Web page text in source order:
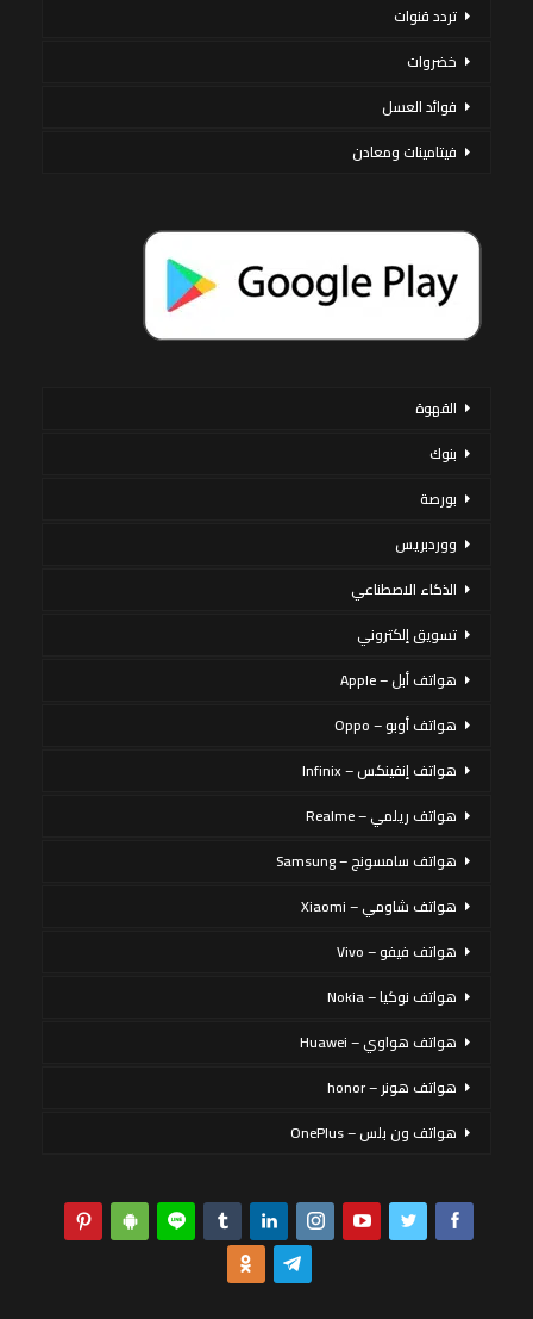
تردد قنوات
خضروات
فوائد العسل
فيتامينات ومعادن
القهوة
بنوك
بورصة
ووردبريس
الذكاء الاصطناعي
تسويق إلكتروني
هواتف أبل – Apple
هواتف أوبو – Oppo
هواتف إنفينكس – Infinix
هواتف ريلمي – Realme
هواتف سامسونج – Samsung
هواتف شاومي – Xiaomi
هواتف فيفو – Vivo
هواتف نوكيا – Nokia
هواتف هواوي – Huawei
هواتف هونر – honor
هواتف ون بلس – OnePlus